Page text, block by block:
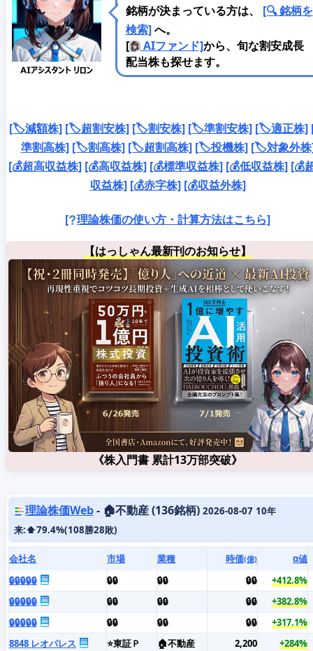
銘柄が決まっている方は、 [🔍 銘柄を
検索]へ。
[
AIファンド]から、旬な割安成長
配当株も探せます。
[🏷️減額株] [🏷️超割安株] [🏷️割安株] [🏷️準割安株] [🏷️適正株]
準割高株] [🏷️割高株] [🏷️超割高株] [🏷️投機株] [🏷️対象外
[💰超高収益株] [💰高収益株] [💰標準収益株] [💰低収益株] [💰
収益株] [💰赤字株] [💰収益外株]
[ 理論株価の使い方・計算方法はこちら]
【はっしゃん最新刊のお知らせ】
《株入門書 累計13万部突破》
理論株価Web- 🏠不動産 (136銘柄) 2026-08-07 10年
来:⬆️79.4%(108勝28敗)
会社名 市場 業種 時価(億)
α値
🔒🔒🔒🔒🔒
🔒🔒 🔒🔒 🔒🔒
+412.8%
🔒🔒🔒🔒🔒
🔒🔒 🔒🔒 🔒🔒
+382.8%
🔒🔒🔒🔒🔒
🔒🔒 🔒🔒 🔒🔒
+317.1%
8848 レオパレス
⭐東証Ｐ 🏠不動産 2,200
+284%